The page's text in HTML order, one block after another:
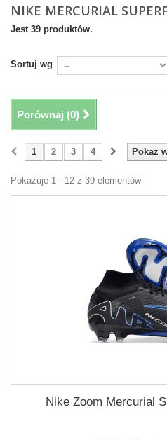
NIKE MERCURIAL
Jest 39 produktów.
Sortuj wg
Porównaj (0)
Pokaż
1 2 3 4
Pokazuje 1 - 12 z 39 elementów
Nike Zoom Mercurial